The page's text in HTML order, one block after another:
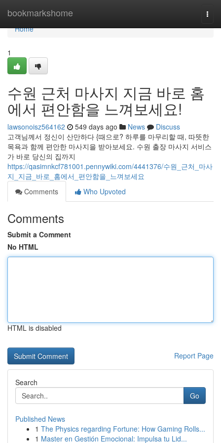
bookmarkshome
Home
Home
1
수원 근처 마사지 지금 바로 홈
에서 편안함을 느껴보세요!
lawsonoisz564162 549 days ago News
Discuss
고객님께서 정신이 산만하다 {때으로? 하루를 마무리할 때, 따뜻한
목욕과 함께 편안한 마사지을 받아보세요. 수원 출장 마사지 서비스
가 바로 당신의 집까지
https://qasimnkcf781001.pennywiki.com/4441376/수원_근처_마사
지_지금_바로_홈에서_편안함을_느껴보세요
Comments
Who Upvoted
Comments
Submit a Comment
No HTML
HTML is disabled
Report Page
Search
Go
Published News
1 The Physics regarding Fortune: How Gaming Rolls...
1 Master en Gestión Emocional: Impulsa tu Lid...